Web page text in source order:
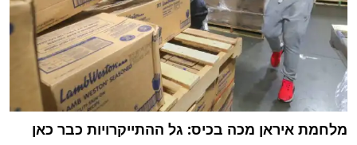
מלחמת איראן מכה בכיס: גל ההתייקרויות כבר כאן